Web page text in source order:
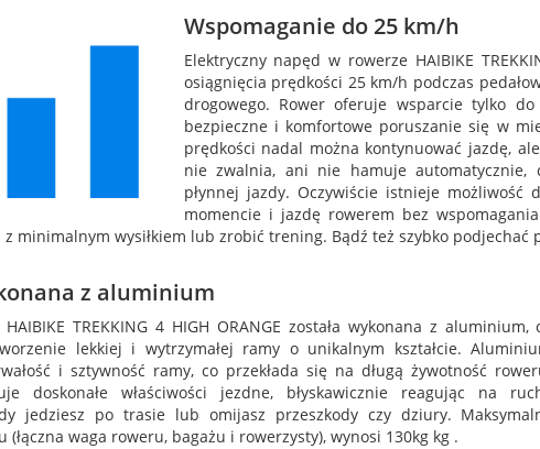
Wspomaganie do 25 km/h
Elektryczny napęd w rowerze HAIBIKE
osiągnięcia prędkości 25 km/h podczas
drogowego. Rower oferuje wsparcie tylko
bezpieczne i komfortowe poruszanie się w
prędkości nadal można kontynuować jazdę,
nie zwalnia, ani nie hamuje
płynnej jazdy. Oczywiście istnieje możliwość
momencie i jazdę rowerem bez
minimalnym wysiłkiem lub zrobić trening. Bądź też szybko podjechać
z aluminium
TREKKING 4 HIGH ORANGE została wykonana z aluminium,
lekkiej i wytrzymałej ramy o unikalnym kształcie.
i sztywność ramy, co przekłada się na długą żywotność
doskonałe właściwości jezdne, błyskawicznie reagując na
jedziesz po trasie lub omijasz przeszkody czy dziury.
(łączna waga roweru, bagażu i rowerzysty), wynosi 130kg kg .